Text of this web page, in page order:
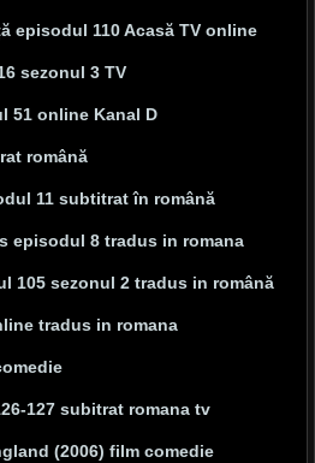
episodul 110 Acasă TV online
sezonul 3 TV
51 online Kanal D
română
11 subtitrat în română
episodul 8 tradus in romana
105 sezonul 2 tradus in română
tradus in romana
127 subitrat romana tv
(2006) film comedie